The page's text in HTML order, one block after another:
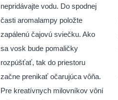
nepridávajte vodu. Do spodnej
časti aromalampy položte
zapálenú čajovú sviečku. Ako
sa vosk bude pomaličky
rozpúšťať, tak do priestoru
začne prenikať očarujúca vôňa.
Pre kreatívnych milovníkov vôní